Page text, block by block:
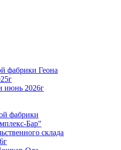
фабрики Геона
июнь 2026г
фабрики
Бар"
склада